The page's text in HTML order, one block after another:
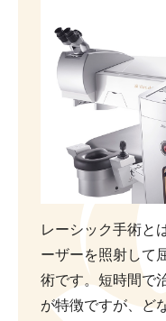
レーシック手術と
ーザーを照射して
術です。短時間で
が特徴ですが、ど